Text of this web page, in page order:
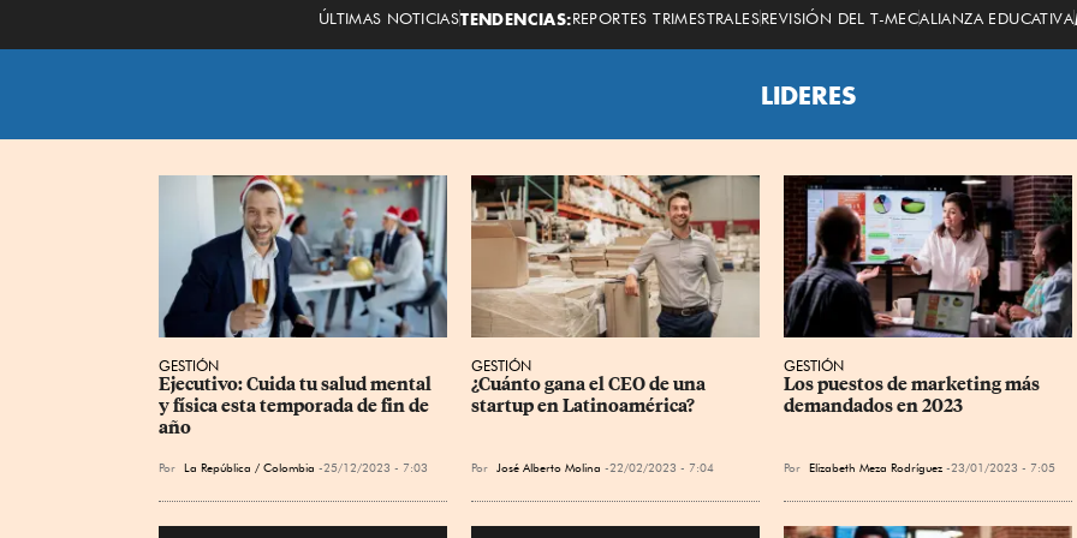
ÚLTIMAS NOTICIASTENDENCIAS:REPORTES TRIMESTRALESREVISIÓN DEL T-MECALIANZA EDUCATIVA
LIDERES
GESTIÓN
Ejecutivo: Cuida tu salud mental
y física esta temporada de fin de
año
Por La República / Colombia 25/12/2023 - 7:03
GESTIÓN
¿Cuánto gana el CEO de una
startup en Latinoamérica?
Por José Alberto Molina 22/02/2023 - 7:04
GESTIÓN
Los puestos de marketing más
demandados en 2023
Por Elizabeth Meza Rodríguez 23/01/2023 - 7:05